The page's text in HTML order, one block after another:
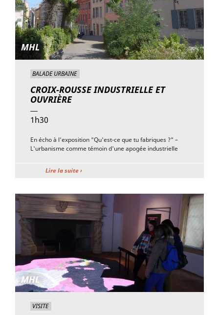
MHL
BALADE URBAINE
CROIX-ROUSSE INDUSTRIELLE ET
OUVRIÈRE
1h30
En écho à l'exposition "Qu'est-ce que tu fabriques ?" –
L'urbanisme comme témoin d'une apogée industrielle
Lire la suite ›
MHL
VISITE